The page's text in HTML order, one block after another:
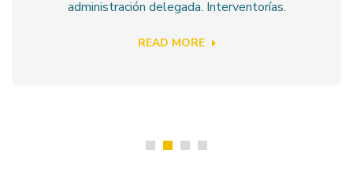
administración delegada. Interventorías.
READ MORE